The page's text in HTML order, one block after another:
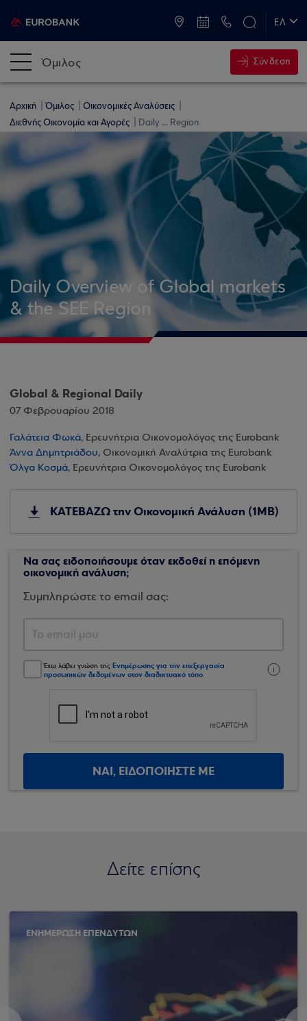
ΕΛ
Όμιλος Σύνδεση
Αρχική Όμιλος
Οικονομικές Αναλύσεις
Διεθνής Οικονομία και Αγορές
Daily ... Region
Daily Overview of Global markets
& the SEE Region
Global & Regional Daily
07 Φεβρουαρίου 2018
Γαλάτεια Φωκά, Ερευνήτρια Οικονομολόγος της Eurobank
Άννα Δημητριάδου, Οικονομική Αναλύτρια της Eurobank
Όλγα Κοσμά, Ερευνήτρια Οικονομολόγος της Eurobank
ΚΑΤΕΒΑΖΩ την Οικονομική Ανάλυση (1MB)
Να σας ειδοποιήσουμε όταν εκδοθεί η επόμενη
οικονομική ανάλυση;
Συμπληρώστε το email σας:
Έχω λάβει γνώση της Ενημέρωσης για την επεξεργασία
προσωπικών δεδομένων στον διαδικτυακό τόπο.
ΝΑΙ, ΕΙΔΟΠΟΙΗΣΤΕ ΜΕ
Δείτε επίσης
ΕΝΗΜΕΡΩΣΗ ΕΠΕΝΔΥΤΩΝ